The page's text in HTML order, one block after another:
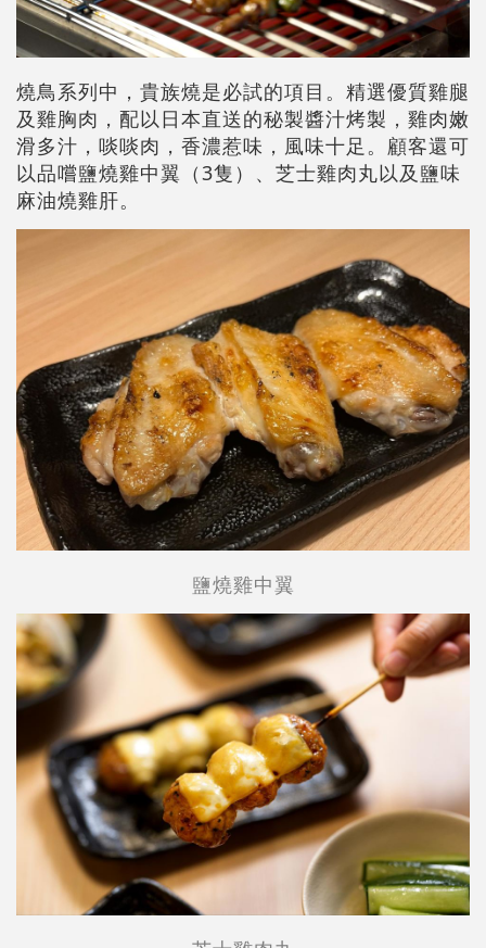
燒鳥系列中，貴族燒是必試的項目。精選優質雞腿
及雞胸肉，配以日本直送的秘製醬汁烤製，雞肉嫩
滑多汁，啖啖肉，香濃惹味，風味十足。顧客還可
以品嚐鹽燒雞中翼（3隻）、芝士雞肉丸以及鹽味
麻油燒雞肝。
鹽燒雞中翼